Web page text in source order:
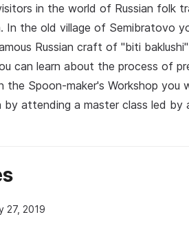
in the world of Russian folk
In the old village of Semibratovo
Russian craft of "biti baklushi"
can learn about the process of
the Spoon-maker's Workshop
attending a master class led by
27, 2019